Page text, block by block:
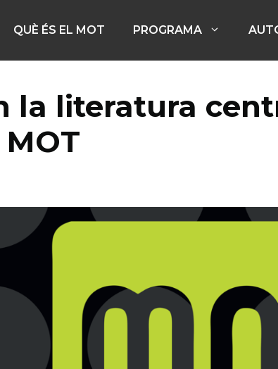
QUÈ ÉS EL MOT PROGRAMA
la literatura